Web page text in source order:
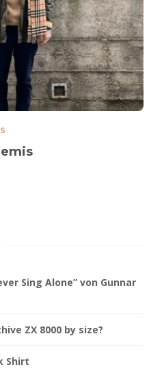
Sing Alone” von Gunnar
ZX 8000 by size?
Shirt